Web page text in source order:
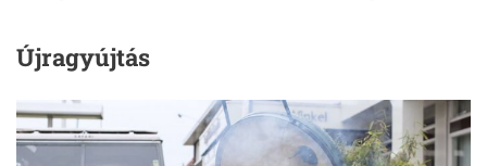
Újragyújtás